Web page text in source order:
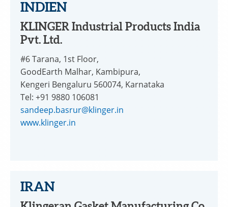
INDIEN
KLINGER Industrial Products India
Pvt. Ltd.
#6 Tarana, 1st Floor,
GoodEarth Malhar, Kambipura,
Kengeri Bengaluru 560074, Karnataka
Tel: +91 9880 106081
sandeep.basrur@klinger.in
www.klinger.in
IRAN